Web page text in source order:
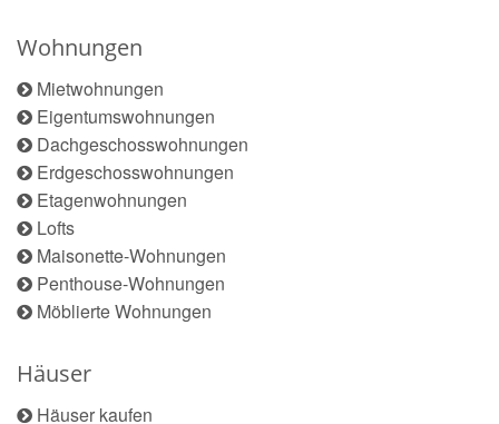
Wohnungen
Mietwohnungen
Eigentumswohnungen
Dachgeschosswohnungen
Erdgeschosswohnungen
Etagenwohnungen
Lofts
Maisonette-Wohnungen
Penthouse-Wohnungen
Möblierte Wohnungen
Häuser
Häuser kaufen